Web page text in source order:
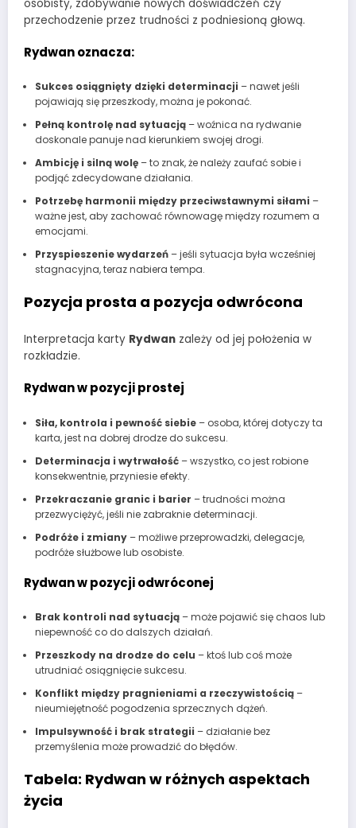
osobisty, zdobywanie nowych doświadczeń czy
przechodzenie przez trudności z podniesioną głową.
Rydwan oznacza:
Sukces osiągnięty dzięki determinacji – nawet jeśli
pojawiają się przeszkody, można je pokonać.
Pełną kontrolę nad sytuacją– woźnica na rydwanie
doskonale panuje nad kierunkiem swojej drogi.
Ambicję i silną wolę– to znak, że należy zaufać sobie i
podjąć zdecydowane działania.
Potrzebę harmonii między przeciwstawnymi siłami –
ważne jest, aby zachować równowagę między rozumem a
emocjami.
Przyspieszenie wydarzeń– jeśli sytuacja była wcześniej
stagnacyjna, teraz nabiera tempa.
Pozycja prosta a pozycja odwrócona
Interpretacja karty Rydwan zależy od jej położenia w
rozkładzie.
Rydwan w pozycji prostej
Siła, kontrola i pewność siebie– osoba, której dotyczy ta
karta, jest na dobrej drodze do sukcesu.
Determinacja i wytrwałość– wszystko, co jest robione
konsekwentnie, przyniesie efekty.
Przekraczanie granic i barier – trudności można
przezwyciężyć, jeśli nie zabraknie determinacji.
Podróże i zmiany– możliwe przeprowadzki, delegacje,
podróże służbowe lub osobiste.
Rydwan w pozycji odwróconej
Brak kontroli nad sytuacją– może pojawić się chaos lub
niepewność co do dalszych działań.
Przeszkody na drodze do celu – ktoś lub coś może
utrudniać osiągnięcie sukcesu.
Konflikt między pragnieniami a rzeczywistością–
nieumiejętność pogodzenia sprzecznych dążeń.
Impulsywność i brak strategii – działanie bez
przemyślenia może prowadzić do błędów.
Tabela: Rydwan w różnych aspektach
życia